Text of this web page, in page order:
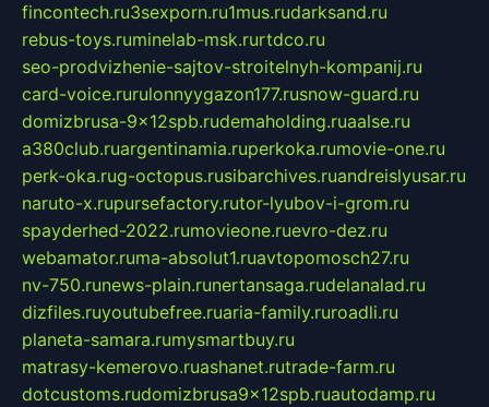
fincontech.ru3sexporn.ru1mus.rudarksand.ru
rebus-toys.ruminelab-msk.rurtdco.ru
seo-prodvizhenie-sajtov-stroitelnyh-kompanij.ru
card-voice.rurulonnyygazon177.rusnow-guard.ru
domizbrusa-9x12spb.rudemaholding.ruaalse.ru
a380club.ruargentinamia.ruperkoka.rumovie-one.ru
perk-oka.rug-octopus.rusibarchives.ruandreislyusar.ru
naruto-x.rupursefactory.rutor-lyubov-i-grom.ru
spayderhed-2022.rumovieone.ruevro-dez.ru
webamator.ruma-absolut1.ruavtopomosch27.ru
nv-750.runews-plain.runertansaga.rudelanalad.ru
dizfiles.ruyoutubefree.ruaria-family.ruroadli.ru
planeta-samara.rumysmartbuy.ru
matrasy-kemerovo.ruashanet.rutrade-farm.ru
dotcustoms.rudomizbrusa9x12spb.ruautodamp.ru